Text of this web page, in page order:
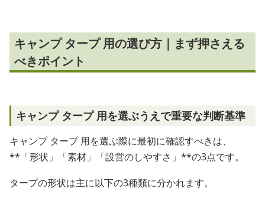
キャンプ タープ 用の選び方｜まず押さえる
べきポイント
キャンプ タープ 用を選ぶうえで重要な判断基準
キャンプ タープ 用を選ぶ際に最初に確認すべきは、
**「形状」「素材」「設営のしやすさ」**の3点です。
タープの形状は主に以下の3種類に分かれます。